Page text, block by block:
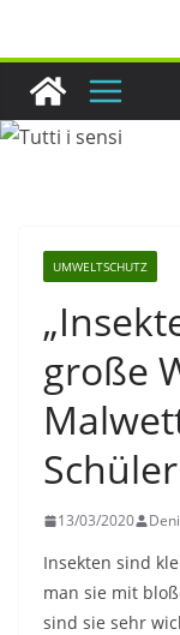
springen
UMWELTSCHUTZ
große
Schüler
13/03/2020
Insekten sind
man sie mit
sind sie sehr